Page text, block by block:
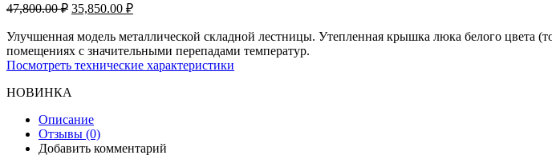
47,800.00₽ 35,850.00 ₽
Улучшенная модель металлической складной лестницы. Утепленная крышка люка белого цвета
помещениях с значительными перепадами температур.
Посмотреть технические характеристики
НОВИНКА
Описание
Отзывы (0)
Добавить комментарий